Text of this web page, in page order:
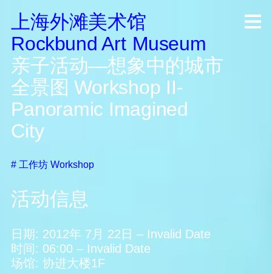
上海外滩美术馆
Rockbund Art Museum
亲子活动—想象中的城市
全景图 Workshop II-
Panoramic Imagined
City
# 工作坊 Workshop
活动信息
日期: 2012年 7月 22日 – Invalid Date
时间: 06:00 – Invalid Date
场馆:协进大楼1F